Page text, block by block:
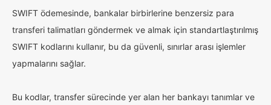
SWIFT ödemesinde, bankalar birbirlerine benzersiz para
transferi talimatları göndermek ve almak için standartlaştırılmış
SWIFT kodlarını kullanır, bu da güvenli, sınırlar arası işlemler
yapmalarını sağlar.
Bu kodlar, transfer sürecinde yer alan her bankayı tanımlar ve